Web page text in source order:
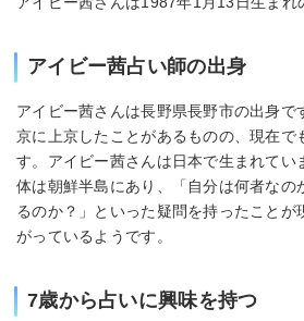
アイビー茜占い師の出身
アイビー茜さんは長野県長野市の出身で
京に上京したことがあるものの、現在で
す。アイビー茜さんは日本で生まれてい
体は朝鮮半島にあり、「自分は何者なの
るのか？」といった疑問を持ったことが
がっているようです。
7歳から占いに興味を持つ